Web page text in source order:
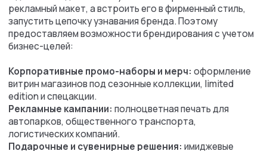
Собственное
производство
материалы, выполнение заказов без задержек.
Собственное
производство
Печать и обработка заказа от 1 дня даже для крупных
тиражей. Не нужно ждать неделями.